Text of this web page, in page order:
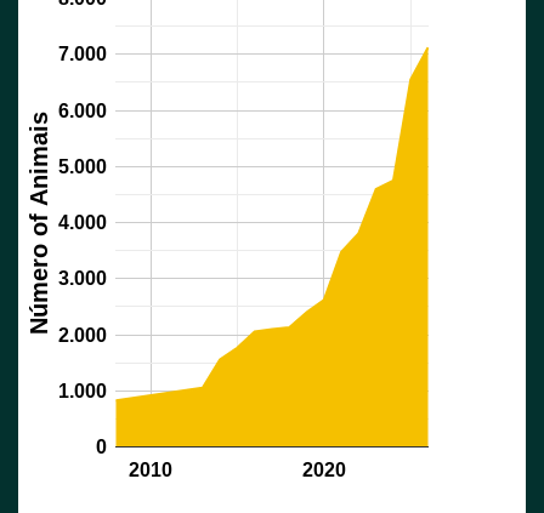
2010 2020
0
1.000
2.000
3.000
4.000
5.000
6.000
7.000
Número of Animais